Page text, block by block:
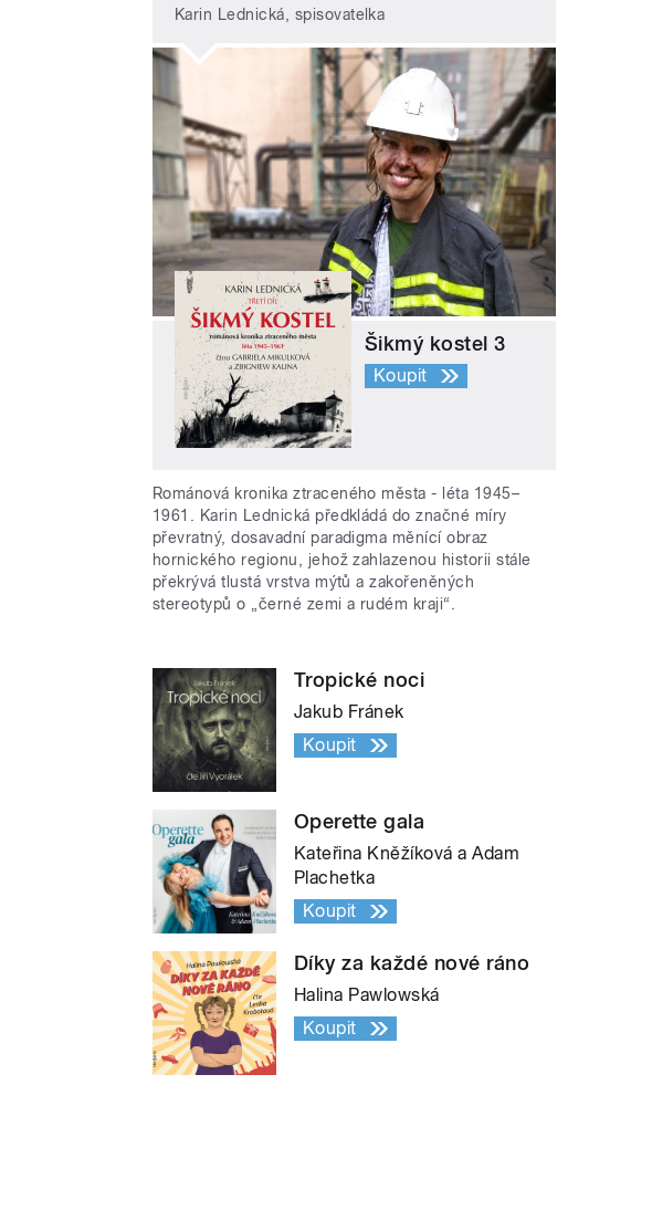
Karin Lednická, spisovatelka
Šikmý kostel 3
Koupit
Románová kronika ztraceného města - léta 1945–
1961. Karin Lednická předkládá do značné míry
převratný, dosavadní paradigma měnící obraz
hornického regionu, jehož zahlazenou historii stále
překrývá tlustá vrstva mýtů a zakořeněných
stereotypů o „černé zemi a rudém kraji“.
Tropické noci
Jakub Fránek
Koupit
Operette gala
Kateřina Kněžíková a Adam
Plachetka
Koupit
Díky za každé nové ráno
Halina Pawlowská
Koupit